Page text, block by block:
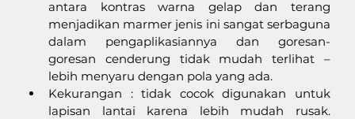
antara kontras warna gelap dan terang
menjadikan marmer jenis ini sangat serbaguna
dalam pengaplikasiannya dan goresan-
goresan cenderung tidak mudah terlihat –
lebih menyaru dengan pola yang ada.
Kekurangan : tidak cocok digunakan untuk
lapisan lantai karena lebih mudah rusak.